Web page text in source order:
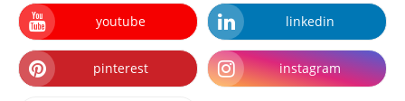
youtube linkedin
pinterest instagram